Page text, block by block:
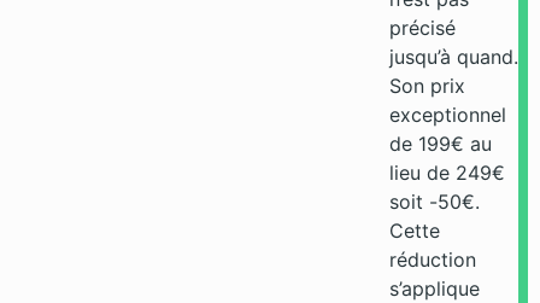
précisé
jusqu’à quand.
Son prix
exceptionnel
de 199€ au
lieu de 249€
soit -50€.
Cette
réduction
s’applique